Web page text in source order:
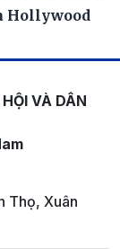
Hollywood
VÀ DÂN
Thọ, Xuân